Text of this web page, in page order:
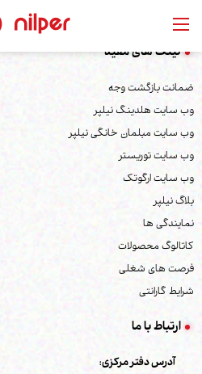
لینک های مفید
ضمانت بازگشت وجه
وب سایت هلدینگ نیلپر
وب سایت مبلمان خانگی نیلپر
وب سایت توریستر
وب سایت ارگوتک
بلاگ نیلپر
نمایندگی ها
کاتالوگ محصولات
فرصت های شغلی
شرایط گارانتی
ارتباط با ما
آدرس دفتر مرکزی: